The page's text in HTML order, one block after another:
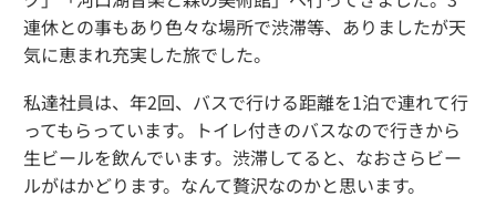
連休との事もあり色々な場所で渋滞等、ありましたが天
気に恵まれ充実した旅でした。
私達社員は、年2回、バスで行ける距離を1泊で連れて行
ってもらっています。トイレ付きのバスなので行きから
生ビールを飲んでいます。渋滞してると、なおさらビー
ルがはかどります。なんて贅沢なのかと思います。